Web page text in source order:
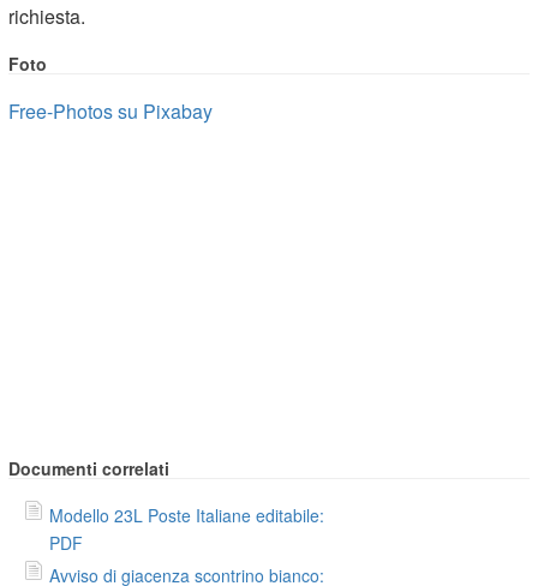
richiesta.
Foto
Free-Photos su Pixabay
Documenti correlati
Modello 23L Poste Italiane editabile:
PDF
Avviso di giacenza scontrino bianco: